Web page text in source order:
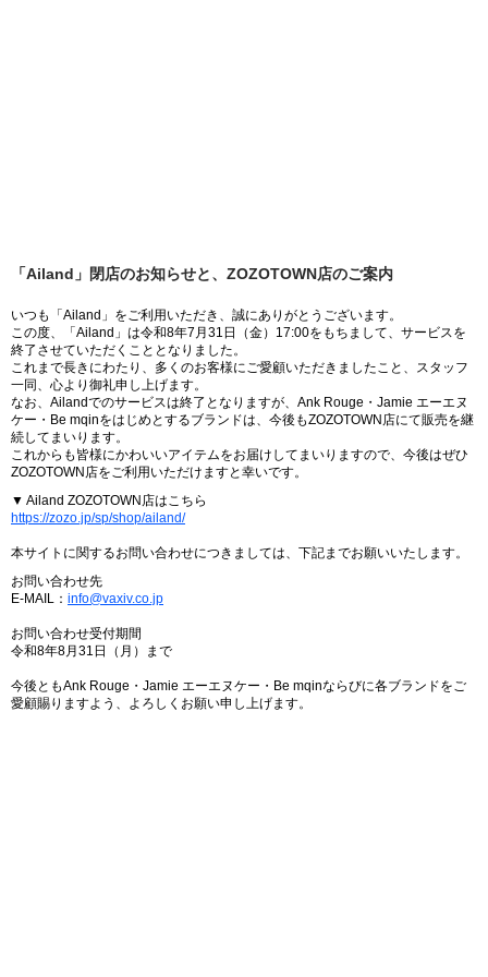
「Ailand」閉店のお知らせと、ZOZOTOWN店のご案内
いつも「Ailand」をご利用いただき、誠にありがとうございます。
この度、「Ailand」は令和8年7月31日（金）17:00をもちまして、サービスを
終了させていただくこととなりました。
これまで長きにわたり、多くのお客様にご愛顧いただきましたこと、スタッフ
一同、心より御礼申し上げます。
なお、Ailandでのサービスは終了となりますが、Ank Rouge・Jamie エーエヌ
ケー・Be mqinをはじめとするブランドは、今後もZOZOTOWN店にて販売を継
続してまいります。
これからも皆様にかわいいアイテムをお届けしてまいりますので、今後はぜひ
ZOZOTOWN店をご利用いただけますと幸いです。
▼ Ailand ZOZOTOWN店はこちら
https://zozo.jp/sp/shop/ailand/
本サイトに関するお問い合わせにつきましては、下記までお願いいたします。
お問い合わせ先
E-MAIL： info@vaxiv.co.jp
お問い合わせ受付期間
令和8年8月31日（月）まで
今後ともAnk Rouge・Jamie エーエヌケー・Be mqinならびに各ブランドをご
愛顧賜りますよう、よろしくお願い申し上げます。